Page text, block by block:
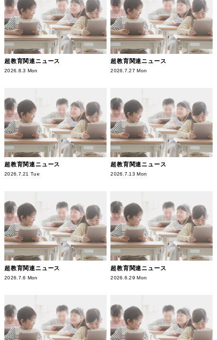
超教育関連ニュース
2026.8.3 Mon
超教育関連ニュース
2026.7.27 Mon
超教育関連ニュース
2026.7.21 Tue
超教育関連ニュース
2026.7.13 Mon
超教育関連ニュース
2026.7.6 Mon
超教育関連ニュース
2026.6.29 Mon